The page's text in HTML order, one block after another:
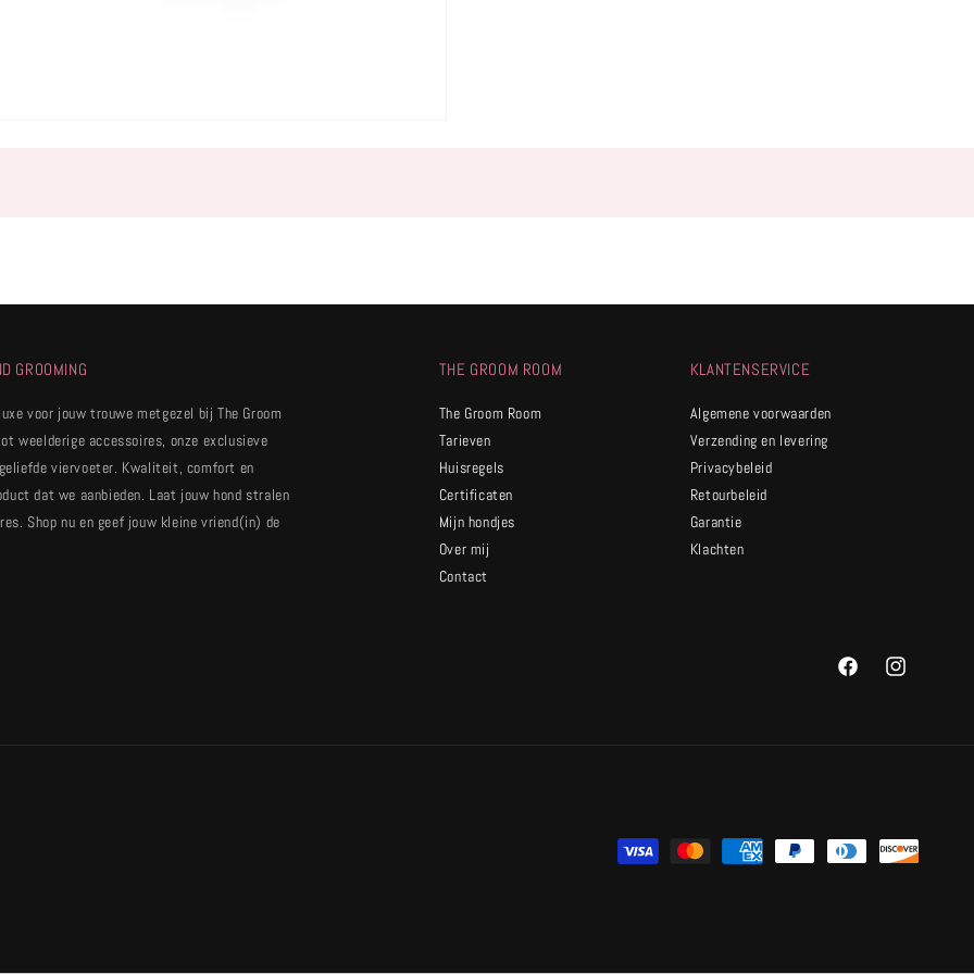
GROOMING
voor jouw trouwe metgezel bij The Groom
weelderige accessoires, onze exclusieve
viervoeter. Kwaliteit, comfort en
dat we aanbieden. Laat jouw hond stralen
Shop nu en geef jouw kleine vriend(in) de
THE GROOM ROOM
The Groom Room
Tarieven
Huisregels
Certificaten
Mijn hondjes
Over mij
Contact
KLANTENSERVICE
Algemene voorwaarden
Verzending en levering
Privacybeleid
Retourbeleid
Garantie
Klachten
FacebookInstagram
Betaalmethoden